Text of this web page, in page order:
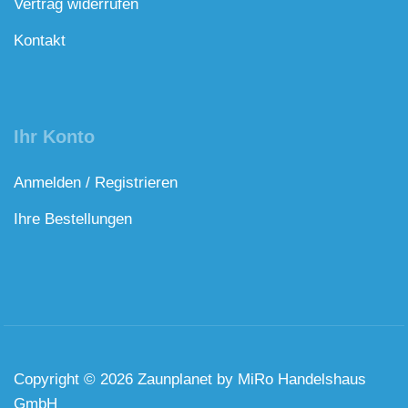
Vertrag widerrufen
Kontakt
Ihr Konto
Anmelden / Registrieren
Ihre Bestellungen
Copyright © 2026 Zaunplanet by MiRo Handelshaus
GmbH